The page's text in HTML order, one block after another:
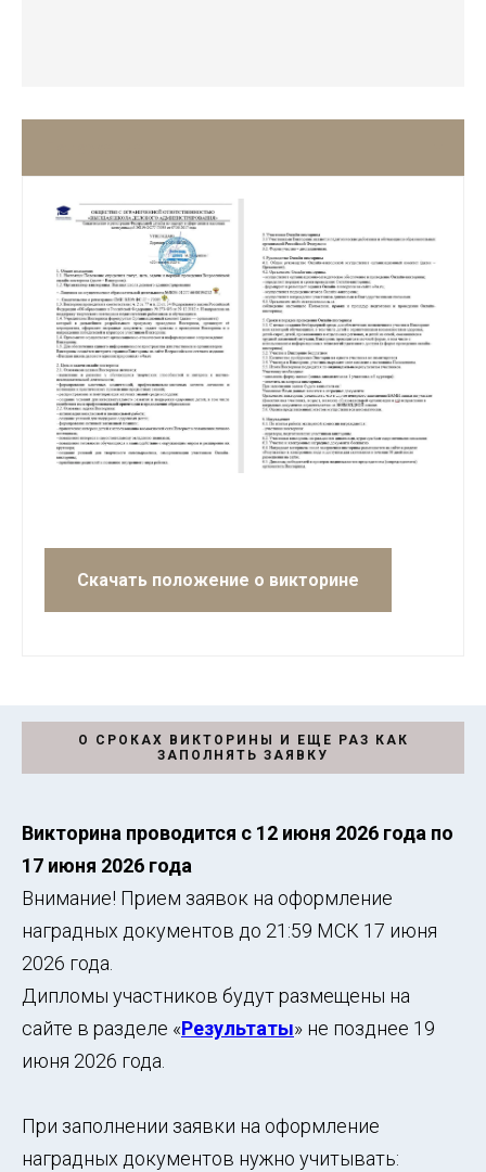
Скачать положение о викторине
О СРОКАХ ВИКТОРИНЫ И ЕЩЕ РАЗ КАК
ЗАПОЛНЯТЬ ЗАЯВКУ
Викторина проводится с 12 июня 2026 года по
17 июня 2026 года
Внимание! Прием заявок на оформление
наградных документов до 21:59 МСК 17 июня
2026 года.
Дипломы участников будут размещены на
сайте в разделе «Результаты» не позднее 19
июня 2026 года.
При заполнении заявки на оформление
наградных документов нужно учитывать: